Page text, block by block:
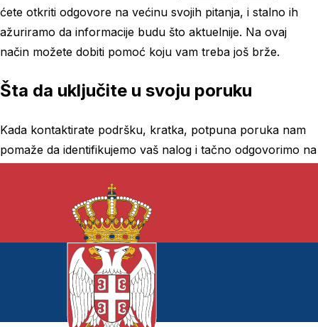
ćete otkriti odgovore na većinu svojih pitanja, i stalno ih
ažuriramo da informacije budu što aktuelnije. Na ovaj
način možete dobiti pomoć koju vam treba još brže.
Šta da uključite u svoju poruku
Kada kontaktirate podršku, kratka, potpuna poruka nam
pomaže da identifikujemo vaš nalog i tačno odgovorimo na
Adresa e-pošte povezana sa vašim Zendocs nalogom
Jasan opis problema ili pitanja
Relevantni datumi, iznosi ili ID-ovi transakcija za
pitanja o obračunu
Snimci ekrana ili tekst greške ako nešto nije uspelo u
proizvodu